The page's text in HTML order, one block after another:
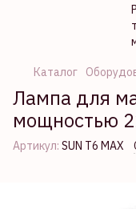
Каталог
Лампа для
мощностью
Артикул: SUN Т6 MAX